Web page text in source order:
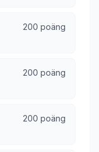
200 poäng
200 poäng
200 poäng